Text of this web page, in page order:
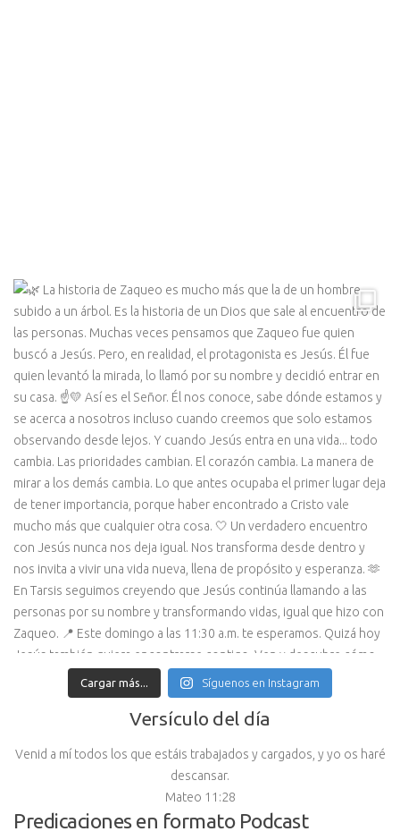
Cargar más... Síguenos en Instagram
Versículo del día
Venid a mí todos los que estáis trabajados y cargados, y yo os haré
descansar.
Mateo 11:28
Predicaciones en formato Podcast